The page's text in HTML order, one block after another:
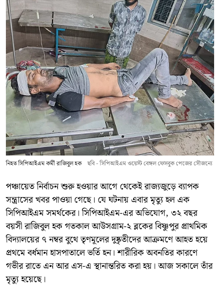
নিহত সিপিআইএম কর্মী রাজিবুল হক ছবি - সিপিআইএম ওয়েস্ট বেঙ্গল ফেসবুক পেজের সৌজন্যে
পঞ্চায়েত নির্বাচন শুরু হওয়ার আগে থেকেই রাজ্যজুড়ে ব্যাপক
সন্ত্রাসের খবর পাওয়া গেছে। যে ঘটনায় এবার মৃত্যু হল এক
সিপিআইএম সমর্থকের। সিপিআইএম-এর অভিযোগ, ৩২ বছর
বয়সী রাজিবুল হক গতকাল আউসগ্রাম-২ ব্লকের বিষ্ণুপুর প্রাথমিক
বিদ্যালয়ের ৭ নম্বর বুথে তৃণমূলের দুষ্কৃতীদের আক্রমণে আহত হয়ে
প্রথমে বর্ধমান হাসপাতালে ভর্তি হন। শারীরিক অবনতির কারণে
গভীর রাতে এন আর এস-এ স্থানান্তরিত করা হয়। আজ সকালে তাঁর
মৃত্যু হয়েছে।